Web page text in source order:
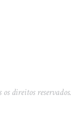
os direitos reservados.